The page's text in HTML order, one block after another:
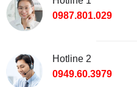
Địa Chỉ Shop